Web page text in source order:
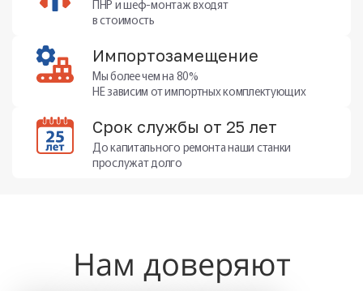
ПНР и шеф-монтаж входят
в стоимость
Импортозамещение
Мы более чем на 80%
НЕ зависим от импортных комплектующих
Срок службы от 25 лет
До капитального ремонта наши станки
прослужат долго
Нам доверяют